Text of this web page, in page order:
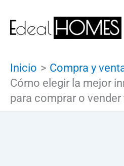
Inicio
Compra y
Cómo elegir la mejor
para comprar o vender